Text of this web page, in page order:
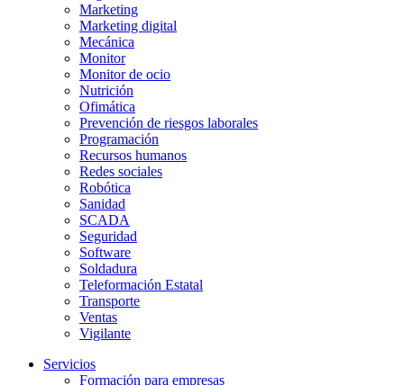
Marketing
Marketing digital
Mecánica
Monitor
Monitor de ocio
Nutrición
Ofimática
Prevención de riesgos laborales
Programación
Recursos humanos
Redes sociales
Robótica
Sanidad
SCADA
Seguridad
Software
Soldadura
Teleformación Estatal
Transporte
Ventas
Vigilante
Servicios
Formación para empresas